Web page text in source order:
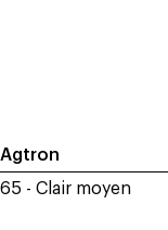
Agtron
65 - Clair moyen